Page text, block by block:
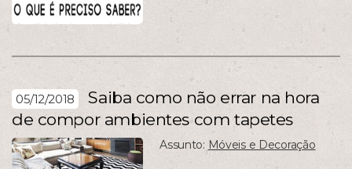
05/12/2018
Saiba como não errar na hora
de compor ambientes com tapetes
Assunto: Móveis e Decoração